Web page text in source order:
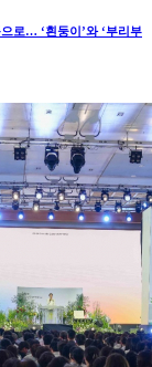
로… ‘흰둥이’와 ‘부리부